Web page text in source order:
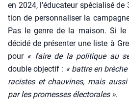
en 2024, l’é­du­ca­teur spé­cia­li­sé
tion de per­son­na­li­ser la
Pas le genre de la mai­son. Si le
déci­dé de pré­sen­ter une liste à
pour « faire de la poli­tique au
double objec­tif : « battre en
racistes et chau­vines, mais
par les pro­messes élec­to­rales ».